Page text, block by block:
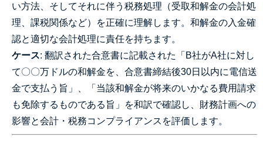
い方法、そしてそれに伴う税務処理（受取和解金の会計処
理、課税関係など）を正確に理解します。和解金の入金確
認と適切な会計処理に責任を持ちます。
ケース: 翻訳された合意書に記載された「B社がA社に対し
て〇〇万ドルの和解金を、合意書締結後30日以内に電信送
金で支払う旨」、「当該和解金が将来のいかなる費用請求
も免除するものである旨」を和訳で確認し、財務計画への
影響と会計・税務コンプライアンスを評価します。